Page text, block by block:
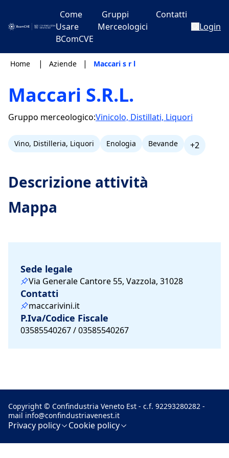
Come
Usare
BComCVE
Gruppi
Merceologici
Contatti
Login
Home | Aziende | Maccari s r l
Maccari S.R.L.
Gruppo merceologico:Vinicolo, Distillati, Liquori
Vino, Distilleria, Liquori Enologia Bevande +2
Descrizione attività
Mappa
Sede legale
Via Generale Cantore 55, Vazzola, 31028
Contatti
maccarivini.it
P.Iva/Codice Fiscale
03585540267 / 03585540267
Copyright © Confindustria Veneto Est - c.f. 92293280282 -
mail info@confindustriavenest.it
Privacy policy Cookie policy